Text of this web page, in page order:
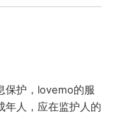
保护，lovemo的服
年人，应在监护人的